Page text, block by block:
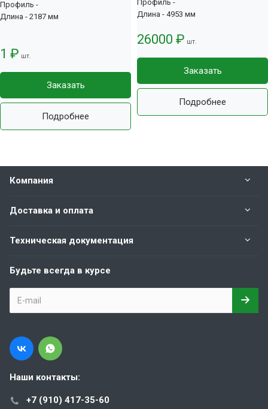
Профиль -
Длина - 2187 мм
1 ₽ шт.
Заказать
Подробнее
Профиль -
Длина - 4953 мм
26000 ₽ шт.
Заказать
Подробнее
Компания
Доставка и оплата
Техническая документация
Будьте всегда в курсе
Наши контакты:
+7 (910) 417-35-60